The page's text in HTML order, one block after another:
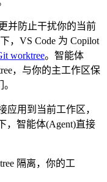
并防止干扰你的当前
，VS Code 为 Copilot
worktree。智能体
，与你的主工作区保
应用到当前工作区，
，智能体(Agent)直接
隔离，你的工